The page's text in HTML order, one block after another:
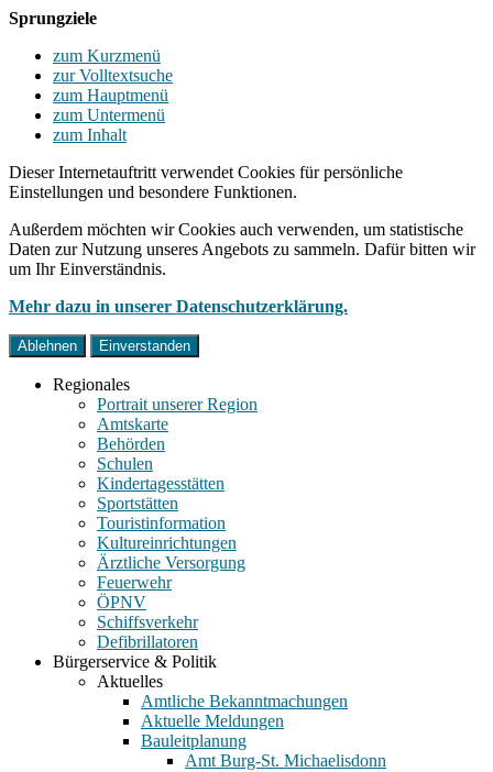
Sprungziele
zum Kurzmenü
zur Volltextsuche
zum Hauptmenü
zum Untermenü
zum Inhalt
Dieser Internetauftritt verwendet Cookies für persönliche
Einstellungen und besondere Funktionen.
Außerdem möchten wir Cookies auch verwenden, um statistische
Daten zur Nutzung unseres Angebots zu sammeln. Dafür bitten wir
um Ihr Einverständnis.
Mehr dazu in unserer Datenschutzerklärung.
Ablehnen Einverstanden
Regionales
Portrait unserer Region
Amtskarte
Behörden
Schulen
Kindertagesstätten
Sportstätten
Touristinformation
Kultureinrichtungen
Ärztliche Versorgung
Feuerwehr
ÖPNV
Schiffsverkehr
Defibrillatoren
Bürgerservice & Politik
Aktuelles
Amtliche Bekanntmachungen
Aktuelle Meldungen
Bauleitplanung
Amt Burg-St. Michaelisdonn